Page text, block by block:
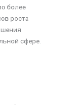
более
роста
сфере.